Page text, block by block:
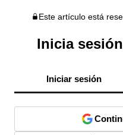
Este artículo está
Inicia
Iniciar sesión